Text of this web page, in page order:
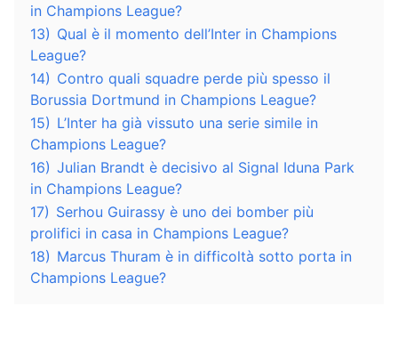
in Champions League?
13) Qual è il momento dell’Inter in Champions
League?
14) Contro quali squadre perde più spesso il
Borussia Dortmund in Champions League?
15) L’Inter ha già vissuto una serie simile in
Champions League?
16) Julian Brandt è decisivo al Signal Iduna Park
in Champions League?
17) Serhou Guirassy è uno dei bomber più
prolifici in casa in Champions League?
18) Marcus Thuram è in difficoltà sotto porta in
Champions League?